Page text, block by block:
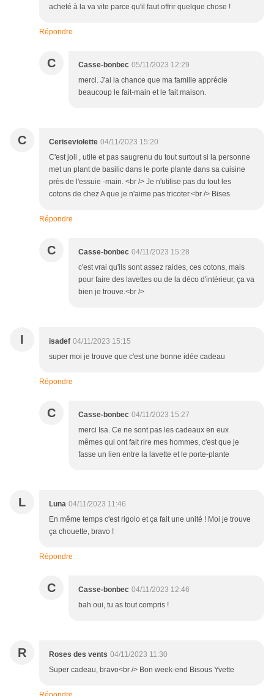
acheté à la va vite parce qu'il faut offrir quelque chose !
Répondre
C Casse-bonbec 05/11/2023 12:29
merci. J'ai la chance que ma famille apprécie
beaucoup le fait-main et le fait maison.
C Ceriseviolette 04/11/2023 15:20
C'est joli , utile et pas saugrenu du tout surtout si la personne
met un plant de basilic dans le porte plante dans sa cuisine
près de l'essuie -main. <br /> Je n'utilise pas du tout les
cotons de chez A que je n'aime pas tricoter.<br /> Bises
Répondre
C Casse-bonbec 04/11/2023 15:28
c'est vrai qu'ils sont assez raides, ces cotons, mais
pour faire des lavettes ou de la déco d'intérieur, ça va
bien je trouve.<br />
I isadef 04/11/2023 15:15
super moi je trouve que c'est une bonne idée cadeau
Répondre
C Casse-bonbec 04/11/2023 15:27
merci Isa. Ce ne sont pas les cadeaux en eux
mêmes qui ont fait rire mes hommes, c'est que je
fasse un lien entre la lavette et le porte-plante
L Luna 04/11/2023 11:46
En même temps c'est rigolo et ça fait une unité ! Moi je trouve
ça chouette, bravo !
Répondre
C Casse-bonbec 04/11/2023 12:46
bah oui, tu as tout compris !
R Roses des vents 04/11/2023 11:30
Super cadeau, bravo<br /> Bon week-end Bisous Yvette